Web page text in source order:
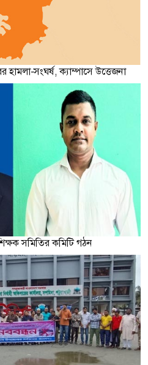
সংঘর্ষ, ক্যাম্পাসে উত্তেজনা
সমিতির কমিটি গঠন